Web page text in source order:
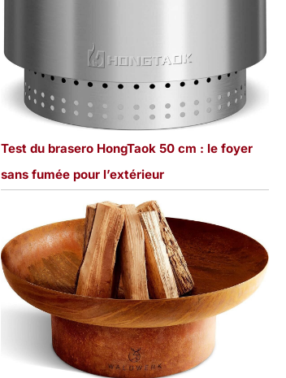
Test du brasero HongTaok 50 cm : le foyer
sans fumée pour l’extérieur